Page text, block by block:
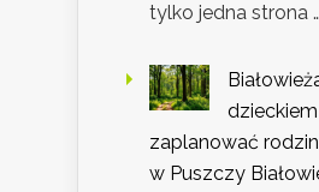
tylko jedna strona …
zaplanować
w Puszczy